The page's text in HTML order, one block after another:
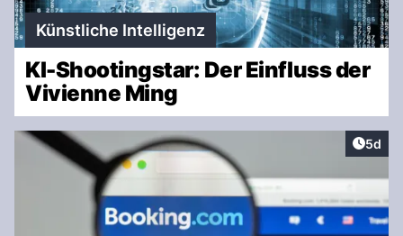
Künstliche Intelligenz
KI-Shootingstar: Der Einfluss der
Vivienne Ming
5d